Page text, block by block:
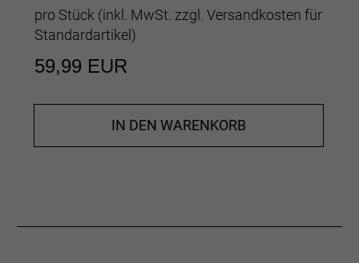
pro Stück (inkl. MwSt. zzgl. Versandkosten für
Standardartikel)
59,99 EUR
IN DEN WARENKORB